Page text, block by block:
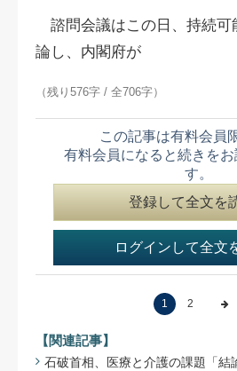
諮問会議はこの日、持続可
論し、内閣府が
（残り576字 / 全706字）
この記事は有料会員
有料会員になると続きをお
す。
登録して全文を
ログインして全文
1 2
【関連記事】
石破首相、医療と介護の課題「結